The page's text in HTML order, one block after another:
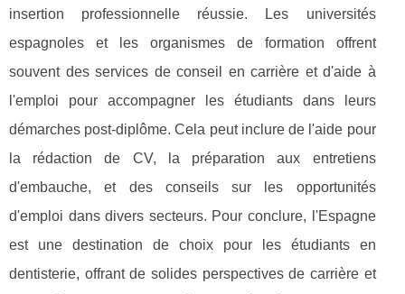
insertion professionnelle réussie. Les universités
espagnoles et les organismes de formation offrent
souvent des services de conseil en carrière et d'aide à
l'emploi pour accompagner les étudiants dans leurs
démarches post-diplôme. Cela peut inclure de l'aide pour
la rédaction de CV, la préparation aux entretiens
d'embauche, et des conseils sur les opportunités
d'emploi dans divers secteurs. Pour conclure, l'Espagne
est une destination de choix pour les étudiants en
dentisterie, offrant de solides perspectives de carrière et